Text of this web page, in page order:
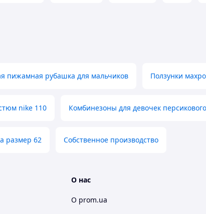
пижамная рубашка для мальчиков Ползунки
nike 110 Комбинезоны для девочек персикового
размер 62 Собственное производство
О нас
О prom.ua